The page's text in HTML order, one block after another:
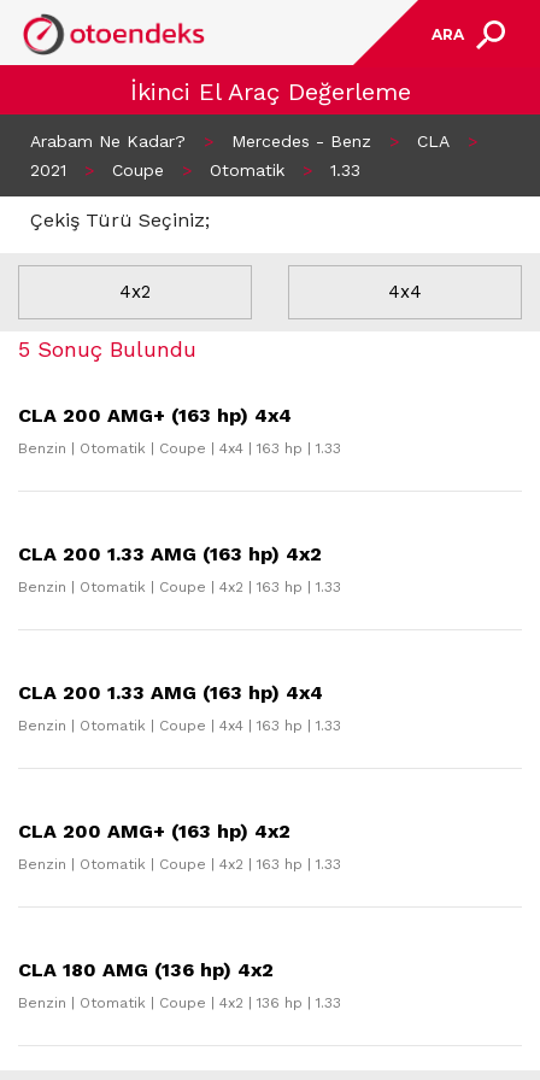
ARA
İkinci El Araç Değerleme
Arabam Ne Kadar? > Mercedes - Benz > CLA
>
2021
> Coupe > Otomatik > 1.33
Çekiş Türü Seçiniz;
4x2 4x4
5 Sonuç Bulundu
CLA 200 AMG+ (163 hp) 4x4
Benzin | Otomatik | Coupe | 4x4 | 163 hp | 1.33
CLA 200 1.33 AMG (163 hp) 4x2
Benzin | Otomatik | Coupe | 4x2 | 163 hp | 1.33
CLA 200 1.33 AMG (163 hp) 4x4
Benzin | Otomatik | Coupe | 4x4 | 163 hp | 1.33
CLA 200 AMG+ (163 hp) 4x2
Benzin | Otomatik | Coupe | 4x2 | 163 hp | 1.33
CLA 180 AMG (136 hp) 4x2
Benzin | Otomatik | Coupe | 4x2 | 136 hp | 1.33